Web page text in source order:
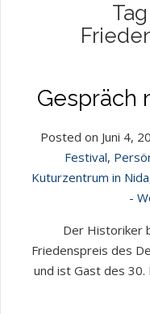
Gespräch
Posted on Juni 4,
Festival,
Kuturzentrum in Nida
-
Der Historiker
Friedenspreis des
und ist Gast des